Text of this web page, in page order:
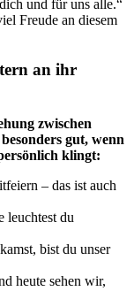
und für uns alle.“
Freude an diesem
an ihr
zwischen
gut, wenn
klingt:
– das ist auch
leuchtest du
bist du unser
heute sehen wir,